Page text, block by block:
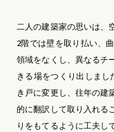
二人の建築家の思いは、
2階では壁を取り払い、
領域をなくし、異なるチ
きる場をつくり出しまし
き戸に変更し、往年の建
的に翻訳して取り入れる
りをもてるように工夫し